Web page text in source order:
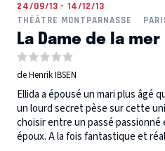
24/09/13 - 14/12/13
THÉÂTRE MONTPARNASSE
La Dame de la mer
de Henrik IBSEN
Ellida a épousé un mari plus âgé
un lourd secret pèse sur cette
choisir entre un passé
époux. A la fois fantastique et